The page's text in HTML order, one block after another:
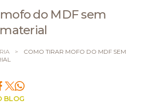
do MDF sem
>
COMO TIRAR MOFO DO MDF SEM
BLOG